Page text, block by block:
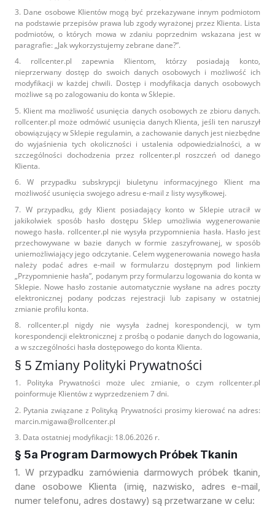
3. Dane osobowe Klientów mogą być przekazywane innym podmiotom
na podstawie przepisów prawa lub zgody wyrażonej przez Klienta. Lista
podmiotów, o których mowa w zdaniu poprzednim wskazana jest w
paragrafie: „Jak wykorzystujemy zebrane dane?”.
4. rollcenter.pl zapewnia Klientom, którzy posiadają konto,
nieprzerwany dostęp do swoich danych osobowych i możliwość ich
modyfikacji w każdej chwili. Dostęp i modyfikacja danych osobowych
możliwe są po zalogowaniu do konta w Sklepie.
5. Klient ma możliwość usunięcia danych osobowych ze zbioru danych.
rollcenter.pl może odmówić usunięcia danych Klienta, jeśli ten naruszył
obowiązujący w Sklepie regulamin, a zachowanie danych jest niezbędne
do wyjaśnienia tych okoliczności i ustalenia odpowiedzialności, a w
szczególności dochodzenia przez rollcenter.pl roszczeń od danego
Klienta.
6. W przypadku subskrypcji biuletynu informacyjnego Klient ma
możliwość usunięcia swojego adresu e-mail z listy wysyłkowej.
7. W przypadku, gdy Klient posiadający konto w Sklepie utracił w
jakikolwiek sposób hasło dostępu Sklep umożliwia wygenerowanie
nowego hasła. rollcenter.pl nie wysyła przypomnienia hasła. Hasło jest
przechowywane w bazie danych w formie zaszyfrowanej, w sposób
uniemożliwiający jego odczytanie. Celem wygenerowania nowego hasła
należy podać adres e-mail w formularzu dostępnym pod linkiem
„Przypomnienie hasła”, podanym przy formularzu logowania do konta w
Sklepie. Nowe hasło zostanie automatycznie wysłane na adres poczty
elektronicznej podany podczas rejestracji lub zapisany w ostatniej
zmianie profilu konta.
8. rollcenter.pl nigdy nie wysyła żadnej korespondencji, w tym
korespondencji elektronicznej z prośbą o podanie danych do logowania,
a w szczególności hasła dostępowego do konta Klienta.
§ 5 Zmiany Polityki Prywatności
1. Polityka Prywatności może ulec zmianie, o czym rollcenter.pl
poinformuje Klientów z wyprzedzeniem 7 dni.
2. Pytania związane z Polityką Prywatności prosimy kierować na adres:
marcin.migawa@rollcenter.pl
3. Data ostatniej modyfikacji: 18.06.2026 r.
§ 5a Program Darmowych Próbek Tkanin
1. W przypadku zamówienia darmowych próbek tkanin,
dane osobowe Klienta (imię, nazwisko, adres e-mail,
numer telefonu, adres dostawy) są przetwarzane w celu: